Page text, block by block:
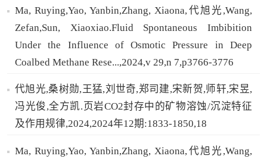
Ma, Ruying,Yao, Yanbin,Zhang, Xiaona,代旭光,Wang,
Zefan,Sun, Xiaoxiao.Fluid Spontaneous Imbibition
Under the Influence of Osmotic Pressure in Deep
Coalbed Methane Rese...,2024,v 29,n 7,p3766-3776
代旭光,桑树勋,王猛,刘世奇,郑司建,宋新贺,师轩,宋昱,
冯光俊,全方凯.页岩CO2封存中的矿物溶蚀/沉淀特征
及作用规律,2024,2024年12期:1833-1850,18
Ma, Ruying,Yao, Yanbin,Zhang, Xiaona,代旭光,Wang,